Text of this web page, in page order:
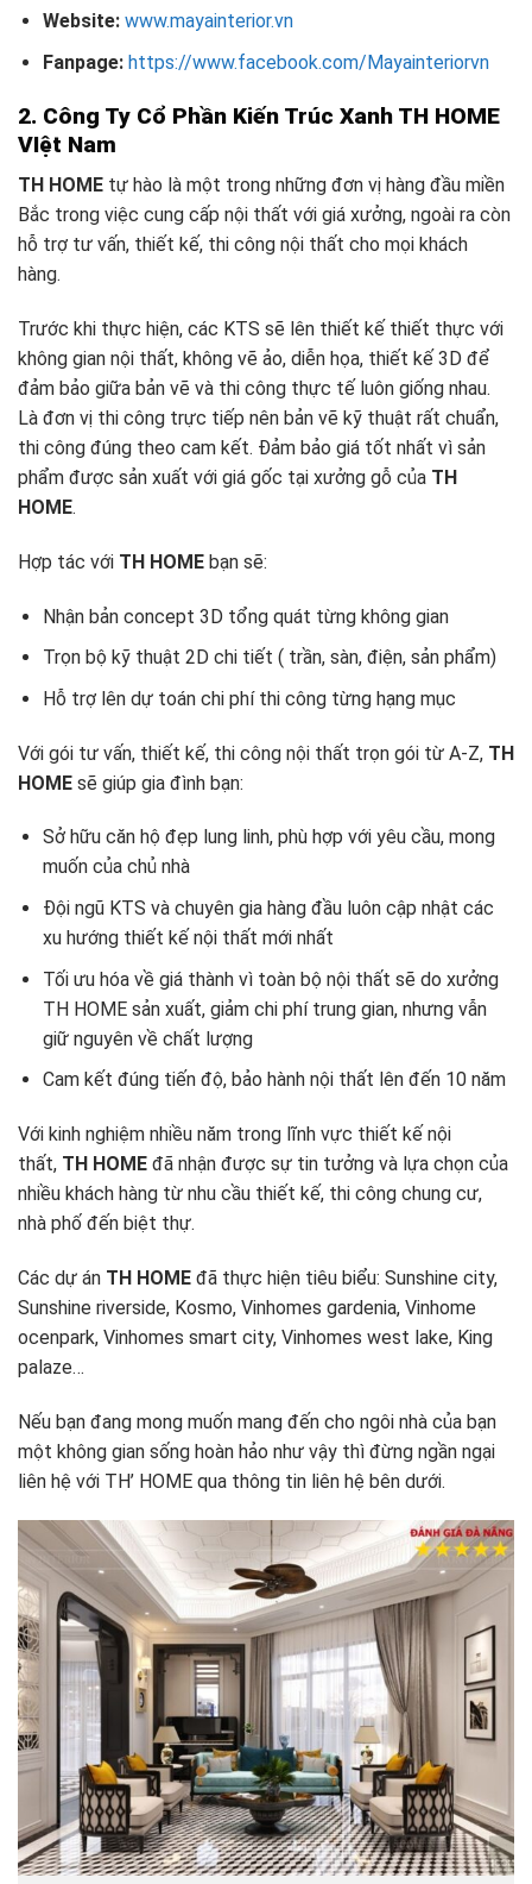
Website: www.mayainterior.vn
Fanpage: https://www.facebook.com/Mayainteriorvn
2. Công Ty Cổ Phần Kiến Trúc Xanh TH HOME
VIệt Nam
TH HOME tự hào là một trong những đơn vị hàng đầu miền
Bắc trong việc cung cấp nội thất với giá xưởng, ngoài ra còn
hỗ trợ tư vấn, thiết kế, thi công nội thất cho mọi khách
hàng.
Trước khi thực hiện, các KTS sẽ lên thiết kế thiết thực với
không gian nội thất, không vẽ ảo, diễn họa, thiết kế 3D để
đảm bảo giữa bản vẽ và thi công thực tế luôn giống nhau.
Là đơn vị thi công trực tiếp nên bản vẽ kỹ thuật rất chuẩn,
thi công đúng theo cam kết. Đảm bảo giá tốt nhất vì sản
phẩm được sản xuất với giá gốc tại xưởng gỗ của TH
HOME.
Hợp tác với TH HOME bạn sẽ:
Nhận bản concept 3D tổng quát từng không gian
Trọn bộ kỹ thuật 2D chi tiết ( trần, sàn, điện, sản phẩm)
Hỗ trợ lên dự toán chi phí thi công từng hạng mục
Với gói tư vấn, thiết kế, thi công nội thất trọn gói từ A-Z, TH
HOME sẽ giúp gia đình bạn:
Sở hữu căn hộ đẹp lung linh, phù hợp với yêu cầu, mong
muốn của chủ nhà
Đội ngũ KTS và chuyên gia hàng đầu luôn cập nhật các
xu hướng thiết kế nội thất mới nhất
Tối ưu hóa về giá thành vì toàn bộ nội thất sẽ do xưởng
TH HOME sản xuất, giảm chi phí trung gian, nhưng vẫn
giữ nguyên về chất lượng
Cam kết đúng tiến độ, bảo hành nội thất lên đến 10 năm
Với kinh nghiệm nhiều năm trong lĩnh vực thiết kế nội
thất, TH HOME đã nhận được sự tin tưởng và lựa chọn của
nhiều khách hàng từ nhu cầu thiết kế, thi công chung cư,
nhà phố đến biệt thự.
Các dự án TH HOME đã thực hiện tiêu biểu: Sunshine city,
Sunshine riverside, Kosmo, Vinhomes gardenia, Vinhome
ocenpark, Vinhomes smart city, Vinhomes west lake, King
palaze…
Nếu bạn đang mong muốn mang đến cho ngôi nhà của bạn
một không gian sống hoàn hảo như vậy thì đừng ngần ngại
liên hệ với TH’ HOME qua thông tin liên hệ bên dưới.